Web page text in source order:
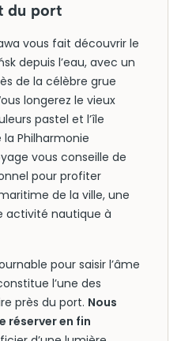
du port
vous fait découvrir le
depuis l’eau, avec un
de la célèbre grue
longerez le vieux
pastel et l’île
la Philharmonie
vous conseille de
pour profiter
de la ville, une
activité nautique à
pour saisir l’âme
l’une des
près du port. Nous
réserver en fin